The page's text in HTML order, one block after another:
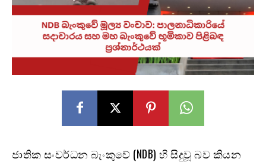
ජාතික සංවර්ධන බැංකුවේ (NDB) හි සිදුවූ බව කියන